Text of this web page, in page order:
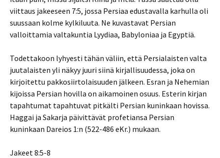
viittaus jakeeseen 7:5, jossa Persiaa edustavalla karhulla oli
suussaan kolme kylkiluuta. Ne kuvastavat Persian
valloittamia valtakuntia Lyydiaa, Babyloniaa ja Egyptiä.
Todettakoon lyhyesti tähän väliin, että Persialaisten valta
juutalaisten yli näkyy juuri siinä kirjallisuudessa, joka on
kirjoitettu pakkosiirtolaisuuden jälkeen. Esran ja Nehemian
kijoissa Persian hovilla on aikamoinen osuus. Esterin kirjan
tapahtumat tapahtuvat pitkälti Persian kuninkaan hovissa.
Haggai ja Sakarja päivittävät profetiansa Persian
kuninkaan Dareios 1:n (522-486 eKr.) mukaan.
Jakeet 8:5-8